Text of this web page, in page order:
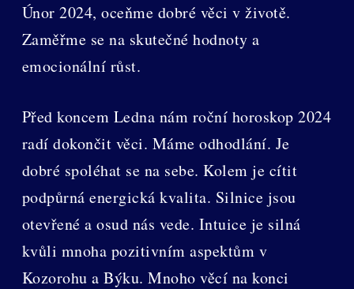
Únor 2024, oceňme dobré věci v životě.
Zaměřme se na skutečné hodnoty a
emocionální růst.
Před koncem Ledna nám roční horoskop 2024
radí dokončit věci. Máme odhodlání. Je
dobré spoléhat se na sebe. Kolem je cítit
podpůrná energická kvalita. Silnice jsou
otevřené a osud nás vede. Intuice je silná
kvůli mnoha pozitivním aspektům v
Kozorohu a Býku. Mnoho věcí na konci